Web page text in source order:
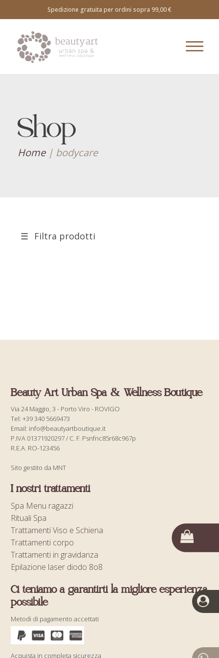
Spedizione gratuita per ordini sopra 99,00 €
Shop
Home| bodycare
Filtra prodotti
Beauty Art Urban Spa & Wellness Boutique
Via 24 Maggio, 3 - Porto Viro - ROVIGO
Tel: +39 340 5669473
Email: info@beautyartboutique.it
P.IVA 01371920297 / C. F. Psnfnc85r68c967p
R.E.A. RO-123456
Sito gestito da MNT
I nostri trattamenti
Spa Menu ragazzi
Rituali Spa
Trattamenti Viso e Schiena
Trattamenti corpo
Trattamenti in gravidanza
Epilazione laser diodo 8o8
Ci teniamo a garantirti la migliore esperienza
possibile
Metodi di pagamento accettati
Acquista in completa sicurezza